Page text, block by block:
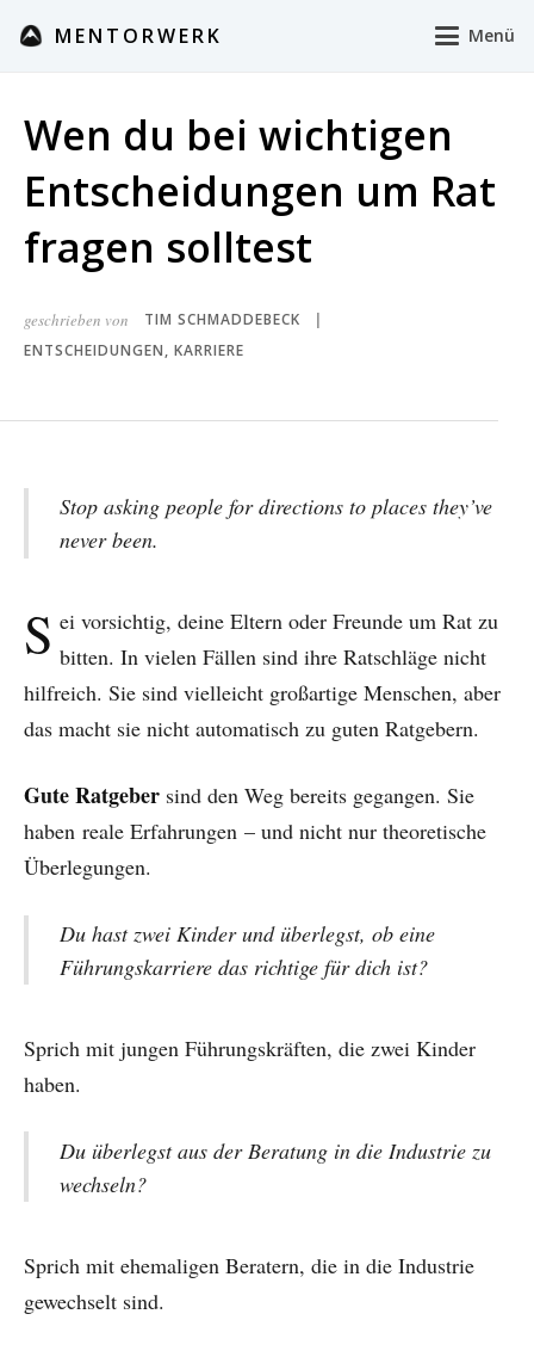
MENTORWERK Menü
Wen du bei wichtigen
Entscheidungen um Rat
fragen solltest
geschrieben von TIM SCHMADDEBECK
ENTSCHEIDUNGEN, KARRIERE
Stop asking people for directions to places they’ve
never been.
S ei vorsichtig, deine Eltern oder Freunde um Rat zu
bitten. In vielen Fällen sind ihre Ratschläge nicht
hilfreich. Sie sind vielleicht großartige Menschen, aber
das macht sie nicht automatisch zu guten Ratgebern.
Gute Ratgeber sind den Weg bereits gegangen. Sie
haben reale Erfahrungen – und nicht nur theoretische
Überlegungen.
Du hast zwei Kinder und überlegst, ob eine
Führungskarriere das richtige für dich ist?
Sprich mit jungen Führungskräften, die zwei Kinder
haben.
Du überlegst aus der Beratung in die Industrie zu
wechseln?
Sprich mit ehemaligen Beratern, die in die Industrie
gewechselt sind.